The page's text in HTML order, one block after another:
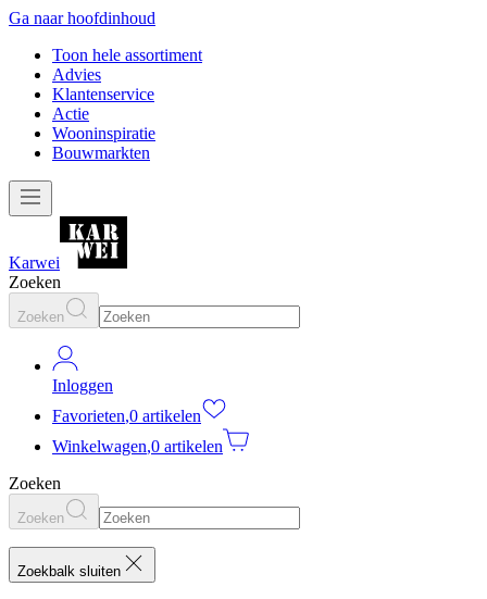
Ga naar hoofdinhoud
Toon hele assortiment
Advies
Klantenservice
Actie
Wooninspiratie
Bouwmarkten
Karwei
Zoeken
Zoeken
Inloggen
Favorieten,0 artikelen
Winkelwagen,0 artikelen
Zoeken
Zoeken
Zoekbalk sluiten